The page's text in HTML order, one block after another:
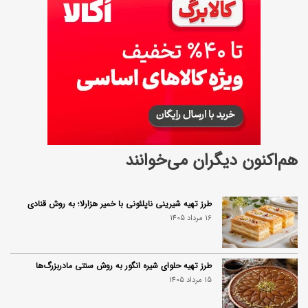
هم‌اکنون دیگران می‌خوانند
طرز تهیه شیرینی ناپلئونی با خمیر هزارلا؛ به روش قنادی
16 مرداد 1405
طرز تهیه حلوای شیره انگور به روش سنتی مادربزرگ‌ها
15 مرداد 1405